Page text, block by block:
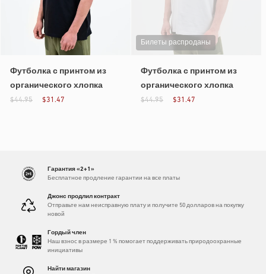
Футболка с принтом из
органического хлопка
$31.47
$44.95
Билеты распроданы
Футболка с принтом из
органического хлопка
$31.47
$44.95
Гарантия «2+1»
Бесплатное продление гарантии на все платы
Джонс продлил контракт
Отправьте нам неисправную плату и получите 50 долларов на покупку
новой
Гордый член
Наш взнос в размере 1 % помогает поддерживать природоохранные
инициативы
Найти магазин